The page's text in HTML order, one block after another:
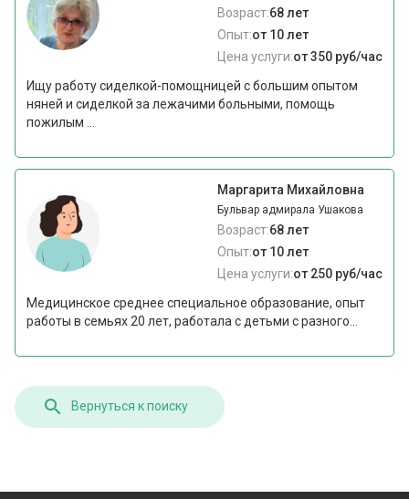
Возраст:68 лет
Опыт:от 10 лет
Цена услуги:от 350 руб/час
Ищу работу сиделкой-помощницей с большим опытом
няней и сиделкой за лежачими больными, помощь
пожилым ...
Маргарита Михайловна
Бульвар адмирала Ушакова
Возраст:68 лет
Опыт:от 10 лет
Цена услуги:от 250 руб/час
Медицинское среднее специальное образование, опыт
работы в семьях 20 лет, работала с детьми с разного...
Вернуться к поиску